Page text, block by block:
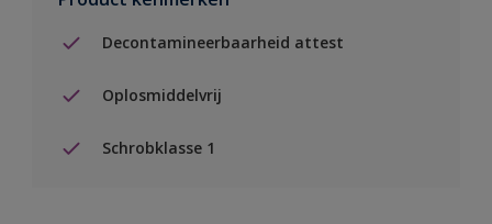
Decontamineerbaarheid attest
Oplosmiddelvrij
Schrobklasse 1